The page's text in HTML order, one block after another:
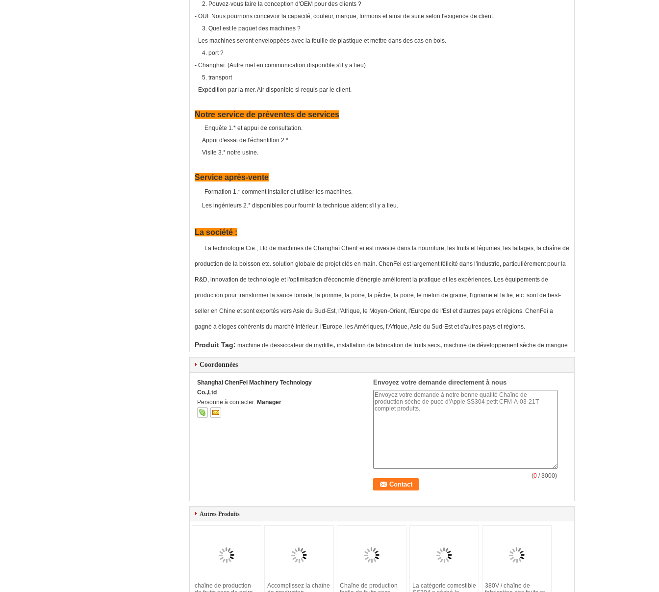
2. Pouvez-vous faire la conception d'OEM pour des clients ?
- OUI. Nous pourrions concevoir la capacité, couleur, marque, formons et ainsi de suite selon l'exigence de client.
3. Quel est le paquet des machines ?
- Les machines seront enveloppées avec la feuille de plastique et mettre dans des cas en bois.
4. port ?
- Changhaï. (Autre met en communication disponible s'il y a lieu)
5. transport
- Expédition par la mer. Air disponible si requis par le client.
Notre service de préventes de services
Enquête 1.* et appui de consultation.
Appui d'essai de l'échantillon 2.*.
Visite 3.* notre usine.
Service après-vente
Formation 1.* comment installer et utiliser les machines.
Les ingénieurs 2.* disponibles pour fournir la technique aident s'il y a lieu.
La société :
La technologie Cie., Ltd de machines de Changhaï ChenFei est investie dans la nourriture, les fruits et légumes, les laitages, la chaîne de
production de la boisson etc. solution globale de projet clés en main. ChenFei est largement félicité dans l'industrie, particulièrement pour la
R&D, innovation de technologie et l'optimisation d'économie d'énergie améliorent la pratique et les expériences. Les équipements de
production pour transformer la sauce tomate, la pomme, la poire, la pêche, la poire, le melon de graine, l'igname et la lie, etc. sont de best-
seller en Chine et sont exportés vers Asie du Sud-Est, l'Afrique, le Moyen-Orient, l'Europe de l'Est et d'autres pays et régions. ChenFei a
gagné à éloges cohérents du marché intérieur, l'Europe, les Amériques, l'Afrique, Asie du Sud-Est et d'autres pays et régions.
Produit Tag: machine de dessiccateur de myrtille, installation de fabrication de fruits secs, machine de développement sèche de mangue
Coordonnées
Shanghai ChenFei Machinery Technology
Co.,Ltd
Personne à contacter: Manager
Envoyez votre demande directement à nous
(0 / 3000)
Autres Produits
chaîne de production
Accomplissez la chaîne
Chaîne de production
La catégorie comestible
380V / chaîne de